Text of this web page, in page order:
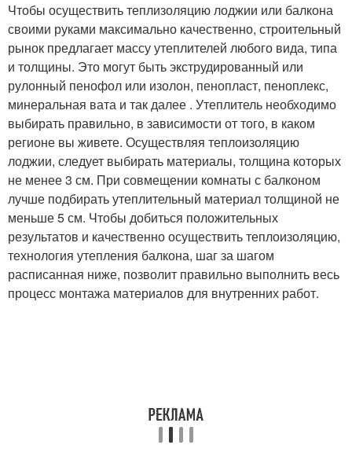
Чтобы осуществить теплизоляцию лоджии или балкона
своими руками максимально качественно, строительный
рынок предлагает массу утеплителей любого вида, типа
и толщины. Это могут быть экструдированный или
рулонный пенофол или изолон, пенопласт, пеноплекс,
минеральная вата и так далее . Утеплитель необходимо
выбирать правильно, в зависимости от того, в каком
регионе вы живете. Осуществляя теплоизоляцию
лоджии, следует выбирать материалы, толщина которых
не менее 3 см. При совмещении комнаты с балконом
лучше подбирать утеплительный материал толщиной не
меньше 5 см. Чтобы добиться положительных
результатов и качественно осуществить теплоизоляцию,
технология утепления балкона, шаг за шагом
расписанная ниже, позволит правильно выполнить весь
процесс монтажа материалов для внутренних работ.